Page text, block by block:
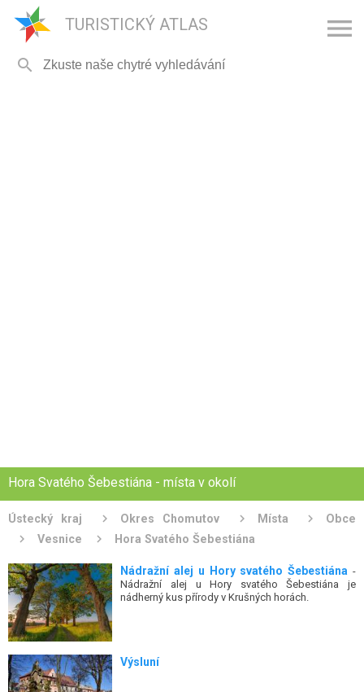
TURISTICKÝ ATLAS 

Hora Svatého Šebestiána - místa v okolí
Ústecký kraj Okres Chomutov Místa
Obce
Vesnice
Hora Svatého Šebestiána
Nádražní alej u Hory svatého Šebestiána -
Nádražní alej u Hory svatého Šebestiána je
nádherný kus přírody v Krušných horách.
Výsluní